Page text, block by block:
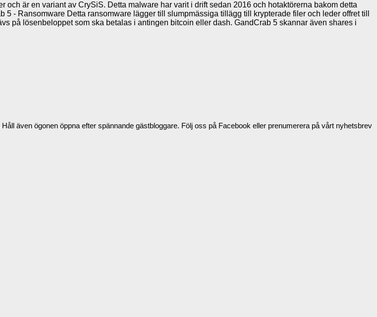
är en variant av CrySiS. Detta malware har varit i drift sedan 2016 och hotaktörerna bakom detta
- Ransomware Detta ransomware lägger till slumpmässiga tillägg till krypterade filer och leder offret till
på lösenbeloppet som ska betalas i antingen bitcoin eller dash. GandCrab 5 skannar även shares i
även ögonen öppna efter spännande gästbloggare. Följ oss på Facebook eller prenumerera på vårt nyhetsbrev